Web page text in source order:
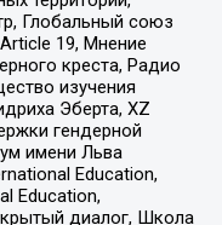
Глобальный союз
19, Мнение
креста, Радио
изучения
Эберта, XZ
гендерной
имени Льва
Education,
Education,
диалог, Школа